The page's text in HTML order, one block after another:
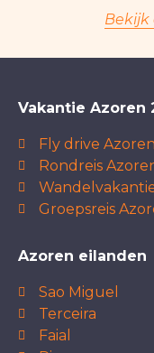
Bekijk
Vakantie Azoren
Fly drive Azoren
Rondreis
Groepsreis
Azoren eilanden
Sao Miguel
Terceira
Faial